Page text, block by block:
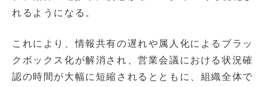
れるようになる。
これにより、情報共有の遅れや属人化によるブラッ
クボックス化が解消され、営業会議における状況確
認の時間が大幅に短縮されるとともに、組織全体で